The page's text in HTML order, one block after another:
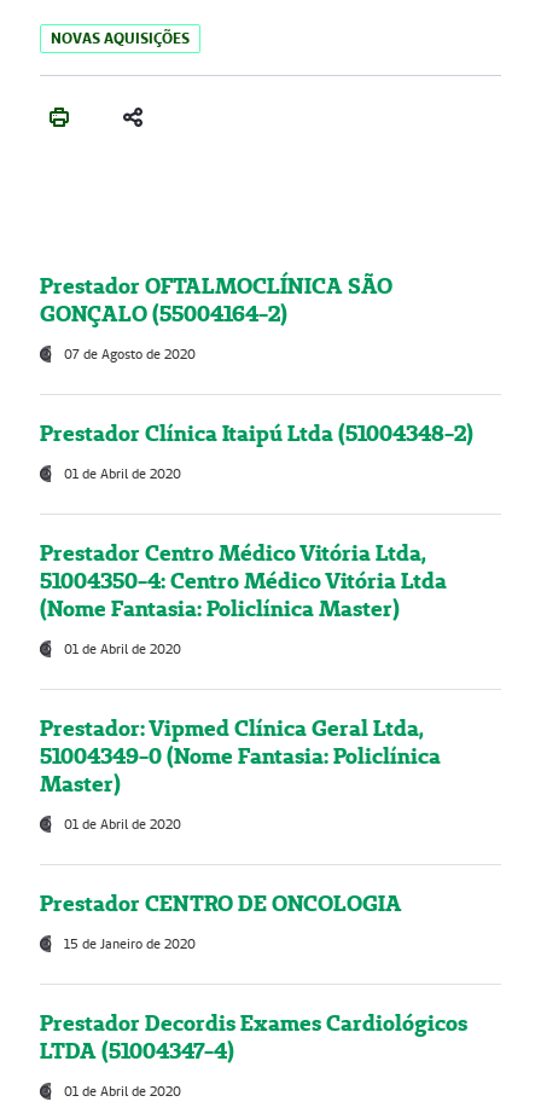
NOVAS AQUISIÇÕES
Prestador OFTALMOCLÍNICA SÃO
GONÇALO (55004164-2)
07 de Agosto de 2020
Prestador Clínica Itaipú Ltda (51004348-2)
01 de Abril de 2020
Prestador Centro Médico Vitória Ltda,
51004350-4: Centro Médico Vitória Ltda
(Nome Fantasia: Policlínica Master)
01 de Abril de 2020
Prestador: Vipmed Clínica Geral Ltda,
51004349-0 (Nome Fantasia: Policlínica
Master)
01 de Abril de 2020
Prestador CENTRO DE ONCOLOGIA
15 de Janeiro de 2020
Prestador Decordis Exames Cardiológicos
LTDA (51004347-4)
01 de Abril de 2020